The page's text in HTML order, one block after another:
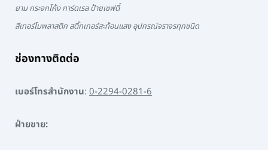
ยาม กระจกโค้ง การ์ดเรล ป้ายเซฟตี้
สีเทอร์โมพลาสติก สติ๊กเกอร์สะท้อนแสง อุปกรณ์จราจรทุกชนิด
ช่องทางติดต่อ
เบอร์โทรสำนักงาน: 0-2294-0281-6
ฝ่ายขาย: